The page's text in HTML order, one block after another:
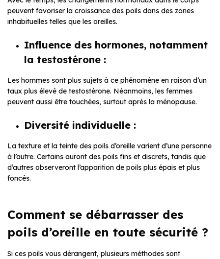
peuvent favoriser la croissance des poils dans des zones
inhabituelles telles que les oreilles.
Influence des hormones, notamment
la testostérone :
Les hommes sont plus sujets à ce phénomène en raison d’un
taux plus élevé de testostérone. Néanmoins, les femmes
peuvent aussi être touchées, surtout après la ménopause.
Diversité individuelle :
La texture et la teinte des poils d’oreille varient d’une personne
à l’autre. Certains auront des poils fins et discrets, tandis que
d’autres observeront l’apparition de poils plus épais et plus
foncés.
Comment se débarrasser des
poils d’oreille en toute sécurité ?
Si ces poils vous dérangent, plusieurs méthodes sont